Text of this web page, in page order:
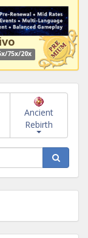
75x/20x
Ancient
Rebirth